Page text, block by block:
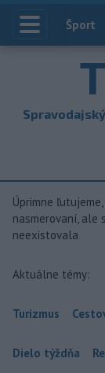
Index
Šport
Úprimne
nasmerovaní, ale
neexistovala
Aktuálne témy:
Turizmus
Dielo týždňa